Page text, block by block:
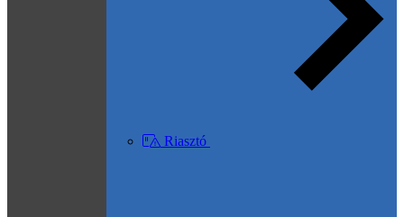
Riasztó